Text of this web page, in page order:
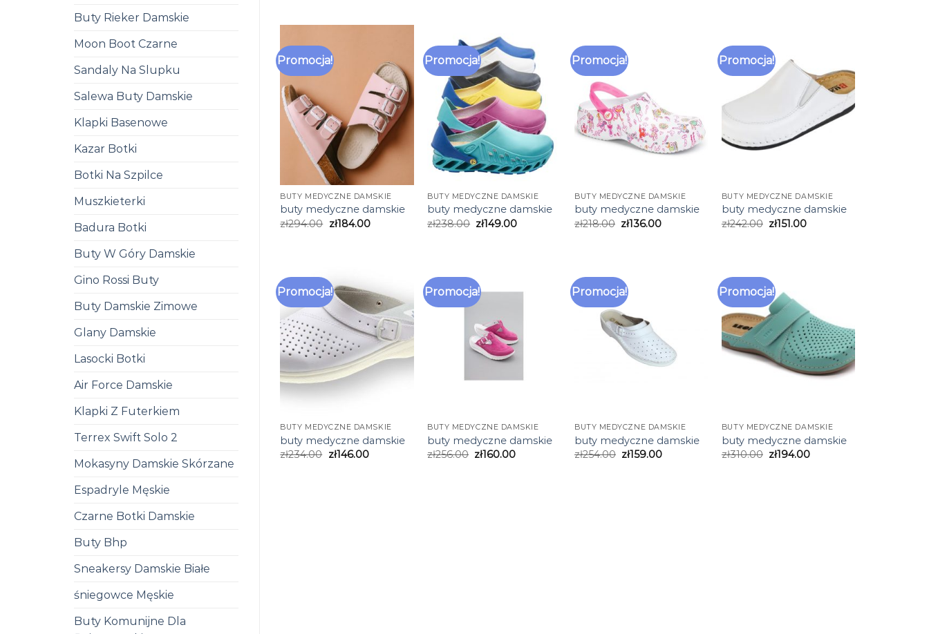
Buty Rieker Damskie
Moon Boot Czarne
Sandaly Na Slupku
Salewa Buty Damskie
Klapki Basenowe
Kazar Botki
Botki Na Szpilce
Muszkieterki
Badura Botki
Buty W Góry Damskie
Gino Rossi Buty
Buty Damskie Zimowe
Glany Damskie
Lasocki Botki
Air Force Damskie
Klapki Z Futerkiem
Terrex Swift Solo 2
Mokasyny Damskie Skórzane
Espadryle Męskie
Czarne Botki Damskie
Buty Bhp
Sneakersy Damskie Białe
śniegowce Męskie
Buty Komunijne Dla
Promocja!
BUTY MEDYCZNE DAMSKIE
buty medyczne damskie
zł294.00 zł184.00
Promocja!
BUTY MEDYCZNE DAMSKIE
buty medyczne damskie
zł238.00 zł149.00
Promocja!
BUTY MEDYCZNE DAMSKIE
buty medyczne damskie
zł218.00 zł136.00
Promocja!
BUTY MEDYCZNE DAMSKIE
buty medyczne damskie
zł242.00 zł151.00
Promocja!
BUTY MEDYCZNE DAMSKIE
buty medyczne damskie
zł234.00 zł146.00
Promocja!
BUTY MEDYCZNE DAMSKIE
buty medyczne damskie
zł256.00 zł160.00
Promocja!
BUTY MEDYCZNE DAMSKIE
buty medyczne damskie
zł254.00 zł159.00
Promocja!
BUTY MEDYCZNE DAMSKIE
buty medyczne damskie
zł310.00 zł194.00